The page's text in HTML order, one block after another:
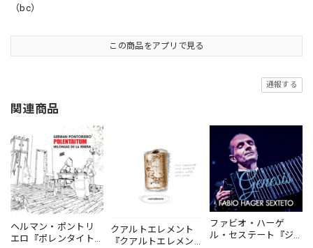
（bc）
この商品をアプリで見る
通報する
関連商品
ヘルマン・ポントリ
エロ『ポレンタイト
クアルトエレメント
『クアルトエレメン
ファビオ・ハーゲ
ル・セステート『ジ